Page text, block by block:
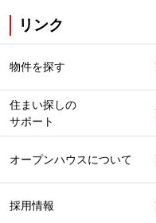
リンク
物件を探す
住まい探しの
サポート
オープンハウスについて
採用情報